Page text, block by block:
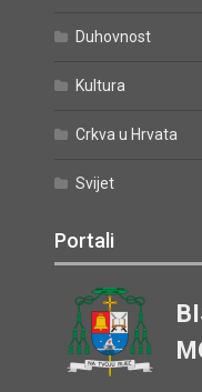
Duhovnost
Kultura
Crkva u Hrvata
Svijet
Portali